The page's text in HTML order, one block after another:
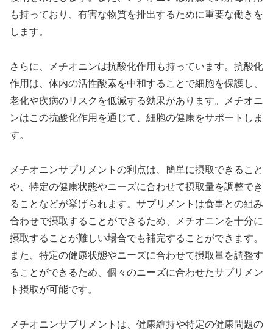
も持っており、有害な物質を排出するために重要な働きを
します。
さらに、メチオニンは抗酸化作用も持っています。抗酸化
作用は、体内の活性酸素を中和することで細胞を保護し、
老化や疾病のリスクを低減する効果があります。メチオニ
ンはこの抗酸化作用を通じて、細胞の健康をサポートしま
す。
メチオニンサプリメントの利点は、簡単に摂取できること
や、特定の健康状態やニーズに合わせて摂取量を調整でき
ることなどが挙げられます。サプリメントは食事との組み
合わせで摂取することができるため、メチオニンを十分に
摂取することが難しい場合でも補完することができます。
また、特定の健康状態やニーズに合わせて摂取量を調整す
ることができるため、個々のニーズに合わせたサプリメン
ト摂取が可能です。
メチオニンサプリメントは、健康維持や特定の健康問題の